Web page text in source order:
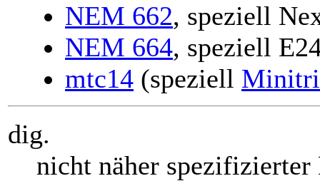
NEM 662, speziell
NEM 664, speziell
mtc14 (speziell
dig.
nicht näher